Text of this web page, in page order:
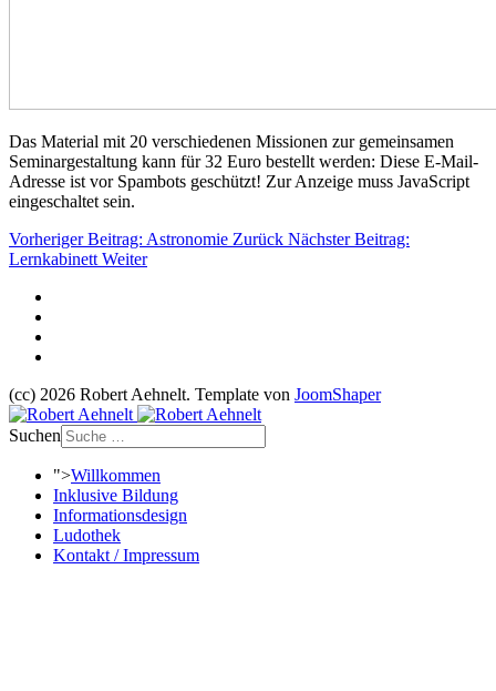
Das Material mit 20 verschiedenen Missionen zur gemeinsamen
Seminargestaltung kann für 32 Euro bestellt werden: Diese E-Mail-
Adresse ist vor Spambots geschützt! Zur Anzeige muss JavaScript
eingeschaltet sein.
Vorheriger Beitrag: Astronomie Zurück Nächster Beitrag:
Lernkabinett Weiter
(cc) 2026 Robert Aehnelt. Template von JoomShaper
Suchen
">Willkommen
Inklusive Bildung
Informationsdesign
Ludothek
Kontakt / Impressum